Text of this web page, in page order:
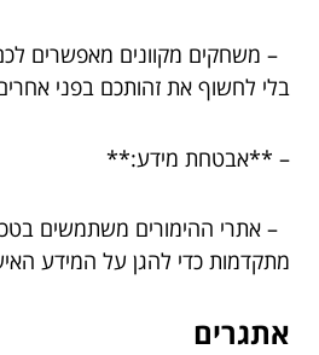
– משחקים מקוונים מאפשרים
בלי לחשוף את זהותכם בפני
– **אבטחת מידע:**
– אתרי ההימורים משתמשים
מתקדמות כדי להגן על המידע
אתגרים